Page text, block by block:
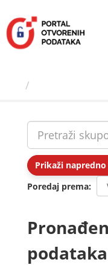
sadržaj
Prikaži
Poredaj prema